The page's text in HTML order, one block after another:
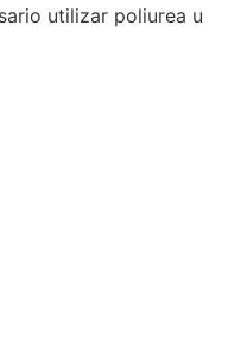
utilizar poliurea u